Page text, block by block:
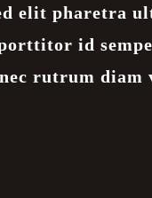
elit pharetra
id
rutrum diam